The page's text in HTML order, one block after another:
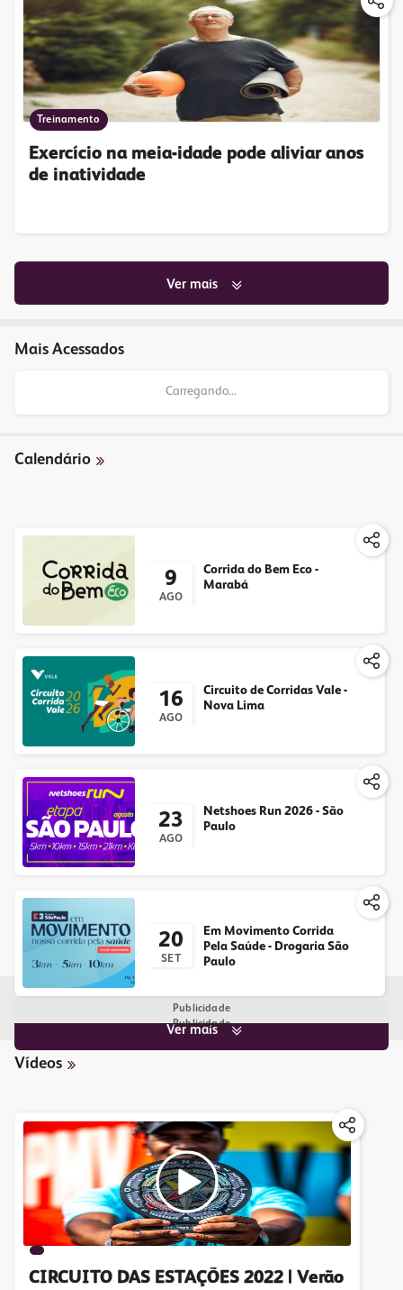
Treinamento
Exercício na meia-idade pode aliviar anos
de inatividade
Ver mais
Mais Acessados
Carregando...
Calendário
9
AGO
Corrida do Bem Eco -
Marabá
16
AGO
Circuito de Corridas Vale -
Nova Lima
23
AGO
Netshoes Run 2026 - São
Paulo
20
SET
Em Movimento Corrida
Pela Saúde - Drogaria São
Paulo
Ver mais
Publicidade
Publicidade
Vídeos
CIRCUITO DAS ESTAÇÕES 2022 | Verão